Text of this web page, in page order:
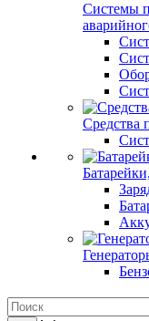
Системы
Средства